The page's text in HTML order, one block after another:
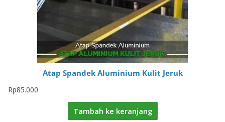
Atap Spandek Aluminium Kulit Jeruk
Rp85.000
Tambah ke keranjang